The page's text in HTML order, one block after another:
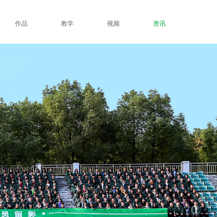
作品 教学 视频 资讯